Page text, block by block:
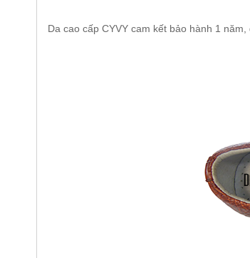
Da cao cấp CYVY cam kết bảo hành 1